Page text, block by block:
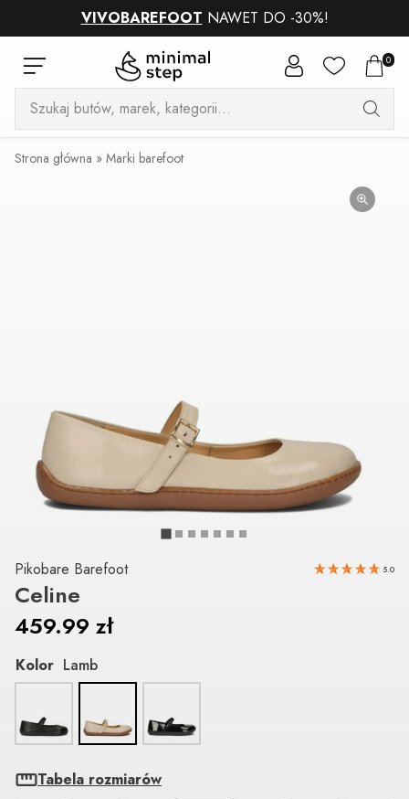
VIVOBAREFOOT NAWET DO -30%!
0
Wyszukiwarka
produktów
Strona główna » Marki barefoot
Pikobare Barefoot 5.0
Celine
459.99 zł
Kolor Lamb
Tabela rozmiarów